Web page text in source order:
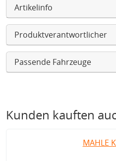
Artikelinfo
Produktverantwortlicher
Passende Fahrzeuge
Kunden kauften
MAHLE